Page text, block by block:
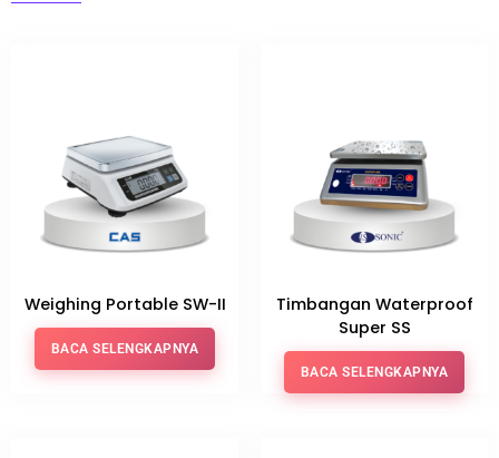
Weighing Portable SW-II
BACA SELENGKAPNYA
Timbangan Waterproof
Super SS
BACA SELENGKAPNYA